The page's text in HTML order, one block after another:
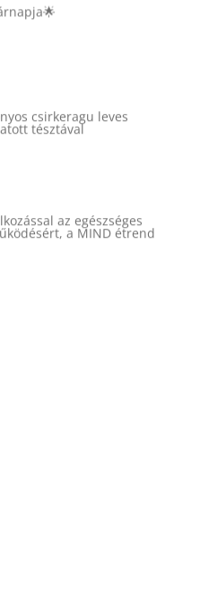
csirkeragu leves
tésztával
az egészséges
a MIND étrend